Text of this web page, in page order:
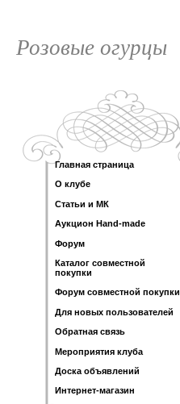
Розовые огурцы
Главная страница
О клубе
Статьи и МК
Аукцион Hand-made
Форум
Каталог совместной
покупки
Форум совместной покупки
Для новых пользователей
Обратная связь
Мероприятия клуба
Доска объявлений
Интернет-магазин